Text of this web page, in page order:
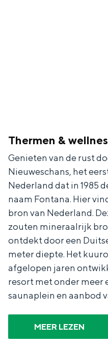
Thermen &
Genieten van de rust
Nieuweschans, het
Nederland dat in 1985
naam Fontana. Hier
bron van Nederland.
zouten mineraalrijk
ontdekt door een
meter diepte. Het
afgelopen jaren
resort met onder meer
saunaplein en aanbod
MEER LEZEN